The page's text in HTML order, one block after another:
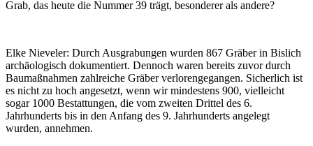
Grab, das heute die Nummer 39 trägt, besonderer als andere?
Elke Nieveler: Durch Ausgrabungen wurden 867 Gräber in Bislich
archäologisch dokumentiert. Dennoch waren bereits zuvor durch
Baumaßnahmen zahlreiche Gräber verlorengegangen. Sicherlich ist
es nicht zu hoch angesetzt, wenn wir mindestens 900, vielleicht
sogar 1000 Bestattungen, die vom zweiten Drittel des 6.
Jahrhunderts bis in den Anfang des 9. Jahrhunderts angelegt
wurden, annehmen.